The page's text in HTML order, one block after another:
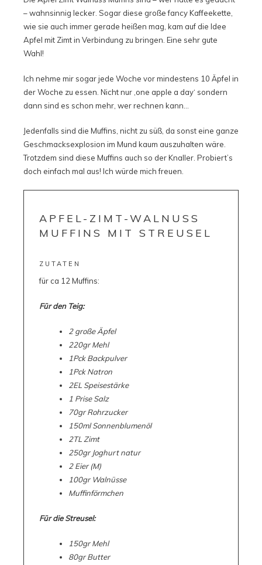
– wahnsinnig lecker. Sogar diese große fancy Kaffeekette,
wie sie auch immer gerade heißen mag, kam auf die Idee
Apfel mit Zimt in Verbindung zu bringen. Eine sehr gute
Wahl!
Ich nehme mir sogar jede Woche vor mindestens 10 Äpfel in
der Woche zu essen. Nicht nur ‚one apple a day‘ sondern
dann sind es schon mehr, wer rechnen kann…
Jedenfalls sind die Muffins, nicht zu süß, da sonst eine ganze
Geschmacksexplosion im Mund kaum auszuhalten wäre.
Trotzdem sind diese Muffins auch so der Knaller. Probiert’s
doch einfach mal aus! Ich würde mich freuen.
APFEL-ZIMT-WALNUSS
MUFFINS MIT STREUSEL
ZUTATEN
für ca 12 Muffins:
Für den Teig:
2 große Äpfel
220gr Mehl
1Pck Backpulver
1Pck Natron
2EL Speisestärke
1 Prise Salz
70gr Rohrzucker
150ml Sonnenblumenöl
2TL Zimt
250gr Joghurt natur
2 Eier (M)
100gr Walnüsse
Muffinförmchen
Für die Streusel:
150gr Mehl
80gr Butter